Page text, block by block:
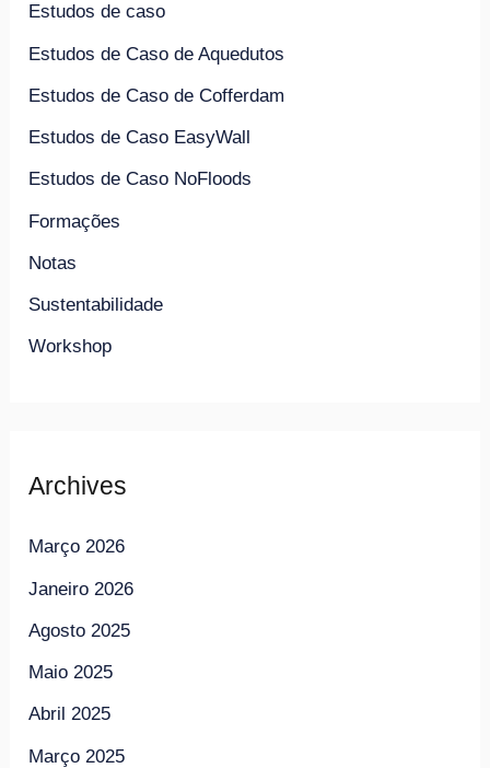
Estudos de caso
Estudos de Caso de Aquedutos
Estudos de Caso de Cofferdam
Estudos de Caso EasyWall
Estudos de Caso NoFloods
Formações
Notas
Sustentabilidade
Workshop
Archives
Março 2026
Janeiro 2026
Agosto 2025
Maio 2025
Abril 2025
Março 2025